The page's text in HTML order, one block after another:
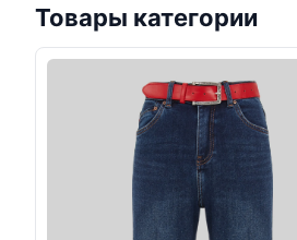
Товары категории